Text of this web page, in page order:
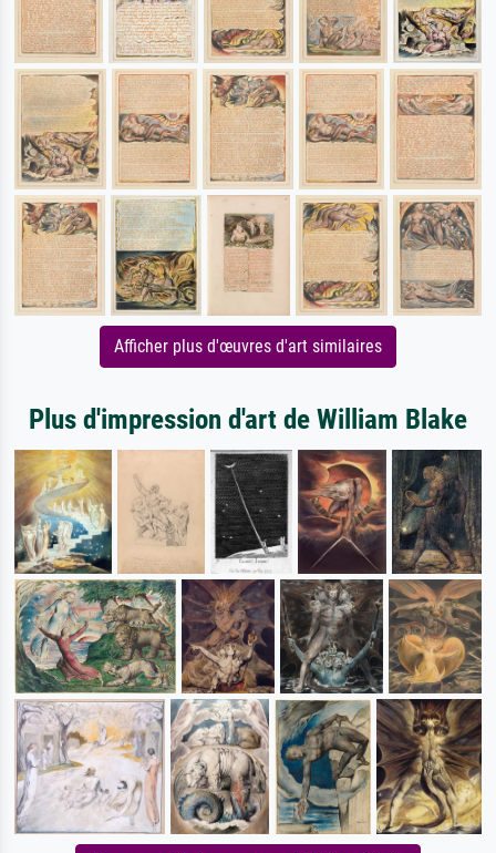
Afficher plus d'œuvres d'art similaires
Plus d'impression d'art de William Blake